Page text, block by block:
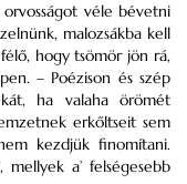
véle bévetni
malozsákba kell
hogy tsömör jön rá,
– Poézison és szép
ha valaha örömét
erkőltseit sem
kezdjük finomítani.
a’ felségesebb